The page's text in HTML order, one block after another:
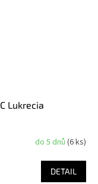
Lukrecia
do 5 dnů (6 ks)
DETAIL